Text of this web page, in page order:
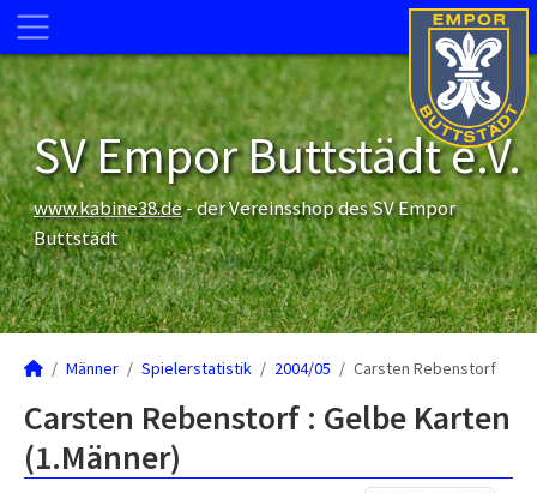
SV Empor Buttstädt e.V.
www.kabine38.de- der Vereinsshop des SV Empor
Buttstädt
Männer Spielerstatistik 2004/05 Carsten Rebenstorf
Carsten Rebenstorf : Gelbe Karten
(1.Männer)